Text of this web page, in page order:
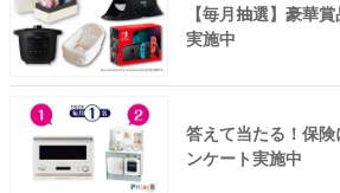
【毎月抽選】豪華
実施中
答えて当たる！保
ンケート実施中